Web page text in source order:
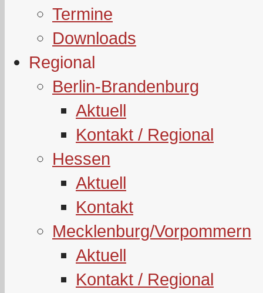
Termine
Downloads
Regional
Berlin-Brandenburg
Aktuell
Kontakt / Regional
Hessen
Aktuell
Kontakt
Mecklenburg/Vorpommern
Aktuell
Kontakt / Regional